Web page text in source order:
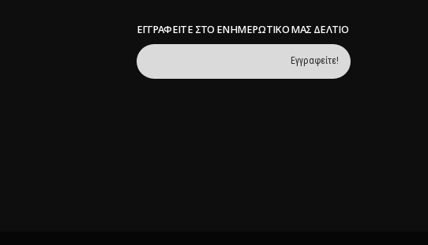
ΕΓΓΡΑΦΕΊΤΕ ΣΤΟ ΕΝΗΜΕΡΩΤΙΚΌ ΜΑΣ ΔΕΛΤΊΟ